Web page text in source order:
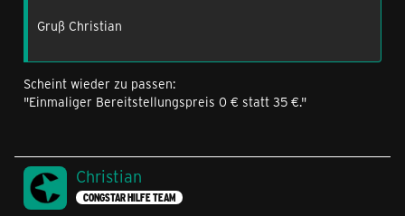
Gruß Christian
Scheint wieder zu passen:
"Einmaliger Bereitstellungspreis 0 € statt 35 €."
Christian
CONGSTAR HILFE TEAM